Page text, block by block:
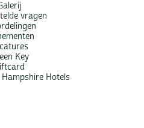
vragen
Key
Hampshire Hotels